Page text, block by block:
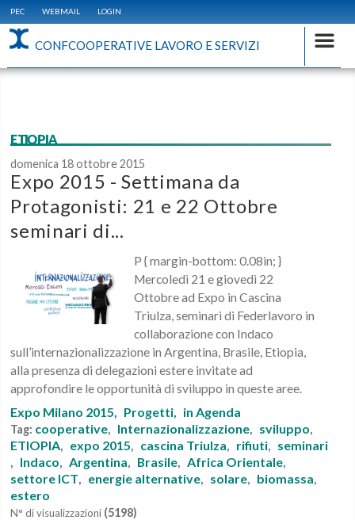
PEC WEBMAIL LOGIN
CONFCOOPERATIVE LAVORO E SERVIZI
ETIOPIA
domenica 18 ottobre 2015
Expo 2015 - Settimana da
Protagonisti: 21 e 22 Ottobre
seminari di...
P { margin-bottom: 0.08in; }
Mercoledì 21 e giovedì 22
Ottobre ad Expo in Cascina
Triulza, seminari di Federlavoro in
collaborazione con Indaco
sull’internazionalizzazione in Argentina, Brasile, Etiopia,
alla presenza di delegazioni estere invitate ad
approfondire le opportunità di sviluppo in queste aree.
Expo Milano 2015, Progetti, in Agenda
Tag: cooperative, Internazionalizzazione, sviluppo,
ETIOPIA, expo 2015, cascina Triulza, rifiuti, seminari
, Indaco,Argentina, Brasile,Africa Orientale,
settore ICT, energie alternative, solare, biomassa,
estero
N° di visualizzazioni (5198)